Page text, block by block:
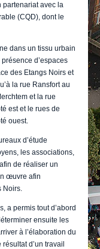
partenariat avec la
(CQD), dont le
dans un tissu urbain
d’espaces
des Etangs Noirs et
la rue Ransfort au
et la rue
est et le rues de
ouest.
d’étude
les associations,
de réaliser un
œuvre afin
Noirs.
a permis tout d’abord
ensuite les
à l’élaboration du
d’un travail